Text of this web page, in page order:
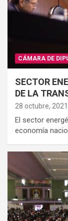
CÁMARA DE
SECTOR
DE LA
28 octubre, 2021
El sector
economía